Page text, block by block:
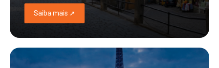
Saiba mais ➚